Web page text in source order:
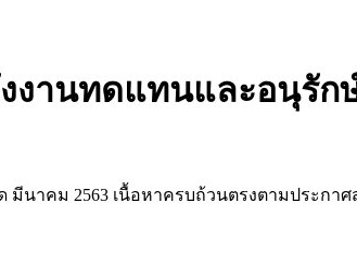
านทดแทนและอนุรัก
าคม 2563 เนื้อหาครบถ้วนตรงตามประกา